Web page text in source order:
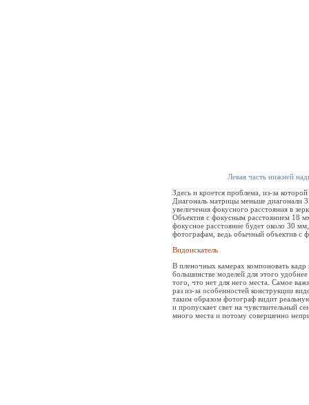
Левая часть нижней
Здесь и кроется проблема, из-за
Диагональ матрицы меньше диагонали
увеличения фокусного расстояния в
Объектив с фокусным расстоянием 18
фокусное расстояние будет около 30
фотографам, ведь обычный объектив с
Видоискатель
В пленочных камерах компоновать
большинстве моделей для этого
того, что нет для него места. Самое
раз из-за особенностей конструкции
таким образом фотограф видит
и пропускает свет на чувствительный
много места и потому совершенно